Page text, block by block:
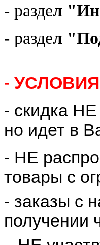
- раздел
- раздел
-
- скидка
но идет в
- НЕ
товары с
- заказы с
получении